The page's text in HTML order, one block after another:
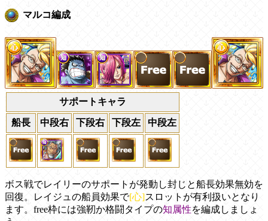
マルコ編成
サポートキャラ
船長 中段右 下段右 下段左 中段左
ボス戦でレイリーのサポートが発動し封じと船長効果無効を
回復。レイジュの船員効果で[心]スロットが有利扱いとなり
ます。free枠には強靭か格闘タイプの知属性を編成しましょ